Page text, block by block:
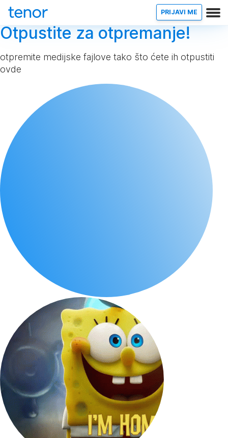
PRIJAVI ME
Otpustite za otpremanje!
otpremite medijske fajlove tako što ćete ih otpustiti
ovde